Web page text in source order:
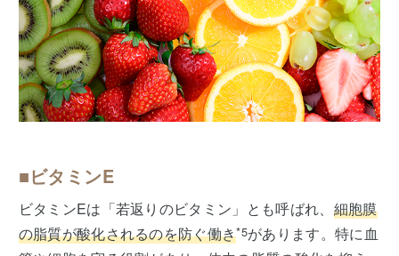
■ビタミンE
ビタミンEは「若返りのビタミン」とも呼ばれ、 細胞膜
の脂質が酸化されるのを防ぐ働き*5があります。特に血